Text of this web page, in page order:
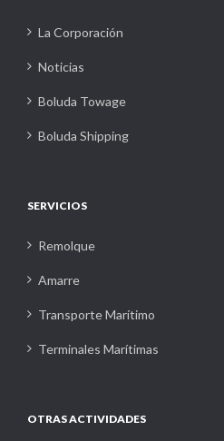
La Corporación
Noticias
Boluda Towage
Boluda Shipping
SERVICIOS
Remolque
Amarre
Transporte Marítimo
Terminales Marítimas
OTRAS ACTIVIDADES